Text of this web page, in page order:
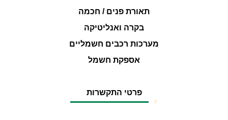
תאורת פנים / חכמה
בקרה ואנליטיקה
מערכות רכבים חשמליים
אספקת חשמל
פרטי התקשרות